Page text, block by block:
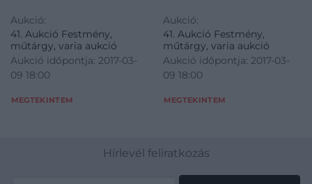
Aukció:
41. Aukció Festmény,
műtárgy, varia aukció
Aukció időpontja: 2017-03-
09 18:00
MEGTEKINTEM
Aukció:
41. Aukció Festmény,
műtárgy, varia aukció
Aukció időpontja: 2017-03-
09 18:00
MEGTEKINTEM
Hírlevél feliratkozás